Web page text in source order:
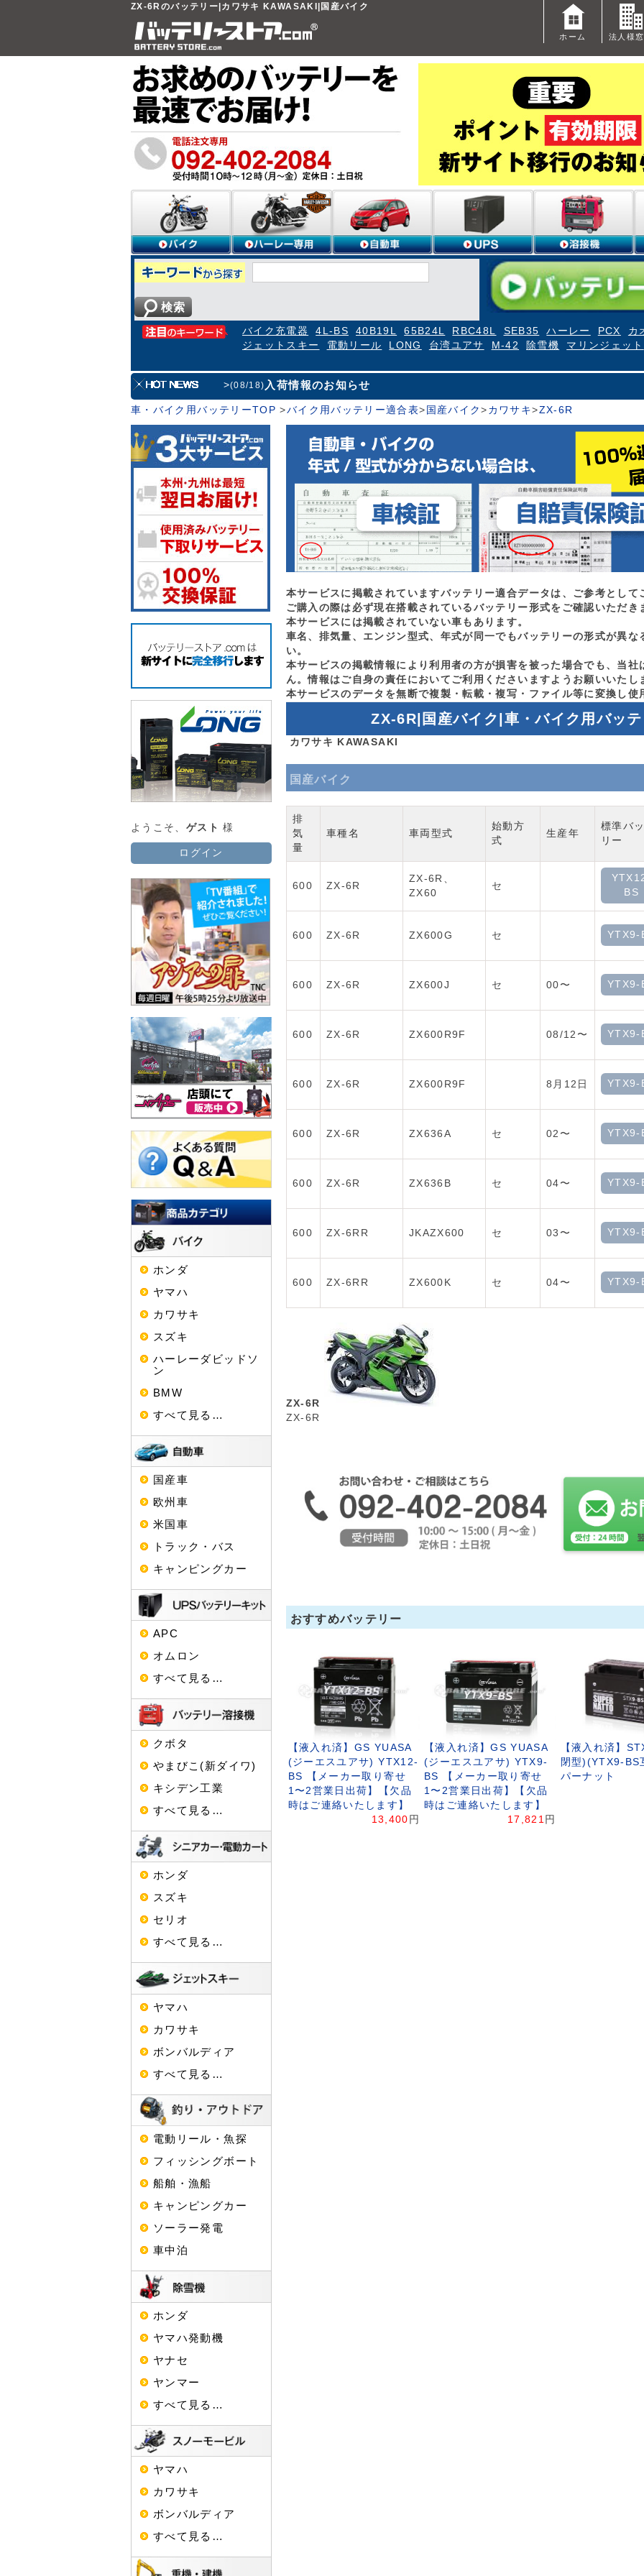
ZX-6Rのバッテリー|カワサキ KAWASAKI|国産バイク
ホーム 法人様
検索
バイク充電器 4L-BS 40B19L 65B24L RBC48L SEB35 ハーレー PCX
カ
ジェットスキー
電動リール LONG 台湾ユアサ M-42 除雪機 マリンジェット
>(08/18) 入荷情報のお知らせ
車・バイク用バッテリーTOP >バイク用バッテリー適合表> 国産バイク> カワサキ>ZX-6R
本サービスに掲載されていますバッテリー適合データは、ご参考として
ご購入の際は必ず現在搭載されているバッテリー形式をご確認いただ
本サービスには掲載されていない車もあります。
車名、排気量、エンジン型式、年式が同一でもバッテリーの形式が異
い。
本サービスの掲載情報により利用者の方が損害を被った場合でも、当
ん。情報はご自身の責任においてご利用くださいますようお願いいたし
本サービスのデータを無断で複製・転載・複写・ファイル等に変換し使
ZX-6R|国産バイク|車・バイク用バッ
カワサキ KAWASAKI
国産バイク
排
気
量
車種名 車両型式
始動方
式
生産年
標準バ
リー
600 ZX-6R
ZX-6R、
ZX60
セ
BS
600 ZX-6R ZX600G セ YTX9-
600 ZX-6R ZX600J セ 00〜 YTX9-
600 ZX-6R ZX600R9F 08/12〜 YTX9-
600 ZX-6R ZX600R9F 8月12日 YTX9-
600 ZX-6R ZX636A セ 02〜 YTX9-
600 ZX-6R ZX636B セ 04〜 YTX9-
600 ZX-6RR JKAZX600 セ 03〜 YTX9-
600 ZX-6RR ZX600K セ 04〜 YTX9-
ZX-6R
ZX-6R
おすすめバッテリー
【液入れ済】GS YUASA
(ジーエスユアサ) YTX12-
BS 【メーカー取り寄せ
1〜2営業日出荷】【欠品
時はご連絡いたします】
13,400 円
【液入れ済】GS YUASA
(ジーエスユアサ) YTX9-
BS 【メーカー取り寄せ
1〜2営業日出荷】【欠品
時はご連絡いたします】
17,821 円
【液入れ済】
閉型)(YTX9-BS
パーナット
ようこそ、 ゲスト 様
ログイン
ホンダ
ヤマハ
カワサキ
スズキ
ハーレーダビッドソ
ン
BMW
すべて見る…
国産車
欧州車
米国車
トラック・バス
キャンピングカー
APC
オムロン
すべて見る…
クボタ
やまびこ(新ダイワ)
キシデン工業
すべて見る…
ホンダ
スズキ
セリオ
すべて見る…
ヤマハ
カワサキ
ボンバルディア
すべて見る…
電動リール・魚探
フィッシングボート
船舶・漁船
キャンピングカー
ソーラー発電
車中泊
ホンダ
ヤマハ発動機
ヤナセ
ヤンマー
すべて見る…
ヤマハ
カワサキ
ボンバルディア
すべて見る…